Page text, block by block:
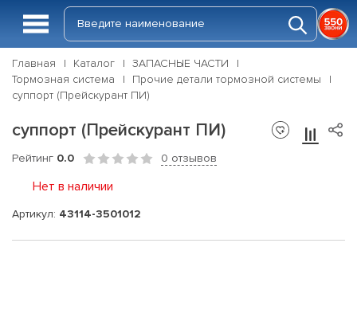
Главная Каталог
ЗАПАСНЫЕ ЧАСТИ
Тормозная система
Прочие детали тормозной системы
суппорт (Прейскурант ПИ)
суппорт (Прейскурант ПИ)
Рейтинг 0.0 0 отзывов
Нет в наличии
Артикул: 43114-3501012